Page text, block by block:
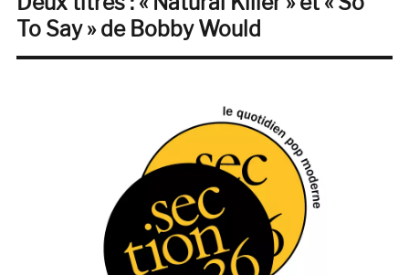
suivante :
To Say » de Bobby Would